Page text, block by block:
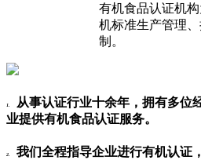
有机食品认证机
机标准生产管理
制。
1.
从事认证行业十余年，拥有多位
业提供有机食品认证服务。
2.
我们全程指导企业进行有机认证